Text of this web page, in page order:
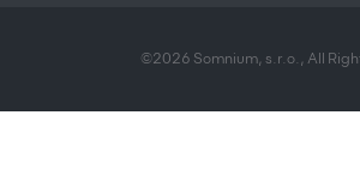
©2026 Somnium, s.r.o., All